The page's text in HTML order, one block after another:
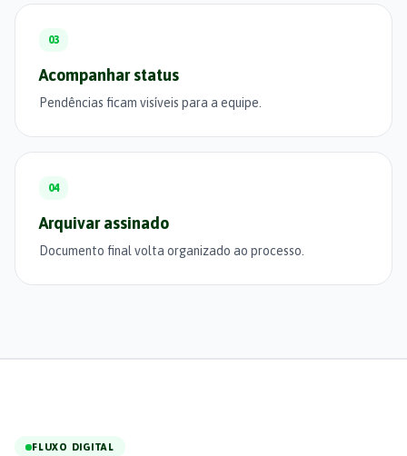
03
Acompanhar status
Pendências ficam visíveis para a equipe.
04
Arquivar assinado
Documento final volta organizado ao processo.
FLUXO DIGITAL